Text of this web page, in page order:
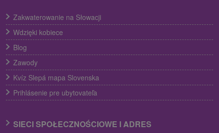
Zakwaterowanie na Słowacji
Wdzięki kobiece
Blog
Zawody
Kvíz Slepá mapa Slovenska
Prihlásenie pre ubytovateľa
SIECI SPOŁECZNOŚCIOWE I ADRES